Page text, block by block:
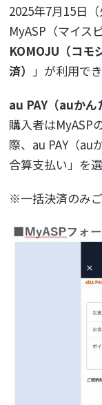
2025年7月15日
MyASP（マイス
KOMOJU（コモ
済） 」が利用で
au PAY（auかん
購入者はMyASP
際、au PAY（au
合算支払い」を
※一括決済のみ